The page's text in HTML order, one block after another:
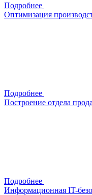
Подробнее
Оптимизация
Подробнее
Построение отдела
Подробнее
Информационная IT-